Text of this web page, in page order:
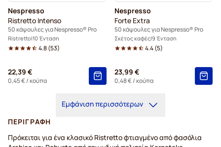
Nespresso
Ristretto Intenso
50 κάψουλες για Nespresso® Pro
Ristretto 10 Ένταση
4.8(53)
22,39 €
0,45 €/ κούπα
Nespresso
Forte Extra
50 κάψουλες για Nespresso® Pro
Σκέτος καφές 9 Ένταση
4.4(5)
23,99 €
0,48 €/ κούπα
Εμφάνιση περισσότερων
ΠΕΡΙΓΡΑΦΉ
Πρόκειται για ένα κλασικό Ristretto φτιαγμένο από φασόλια